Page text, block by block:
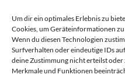
Um dir ein optimales Erlebnis zu
Cookies, um Geräteinformationen
Wenn du diesen Technologien
Surfverhalten oder eindeutige IDs
deine Zustimmung nicht erteilst
Merkmale und Funktionen